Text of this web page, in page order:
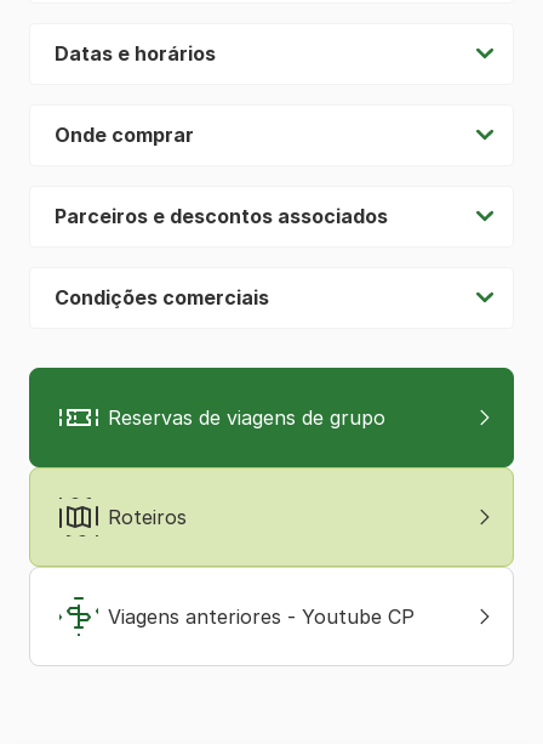
Datas e horários
Onde comprar
Parceiros e descontos associados
Condições comerciais
Reservas de viagens de grupo
Roteiros
Viagens anteriores - Youtube CP